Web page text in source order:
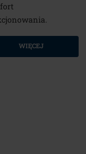
WIĘCEJ